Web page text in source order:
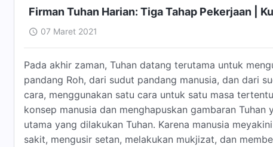
Firman Tuhan Harian: Tiga Tahap Pekerjaan |
07 Maret 2021
Pada akhir zaman, Tuhan datang terutama untuk
pandang Roh, dari sudut pandang manusia, dan dari
cara, menggunakan satu cara untuk satu masa
konsep manusia dan menghapuskan gambaran
utama yang dilakukan Tuhan. Karena manusia
sakit, mengusir setan, melakukan mukjizat, dan